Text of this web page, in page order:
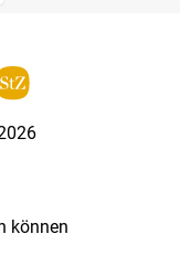
können